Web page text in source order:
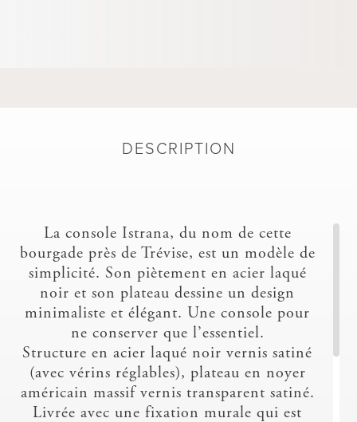
DESCRIPTION
La console Istrana, du nom de cette
bourgade près de Trévise, est un modèle de
simplicité. Son piètement en acier laqué
noir et son plateau dessine un design
minimaliste et élégant. Une console pour
ne conserver que l’essentiel.
Structure en acier laqué noir vernis satiné
(avec vérins réglables), plateau en noyer
américain massif vernis transparent satiné.
Livrée avec une fixation murale qui est